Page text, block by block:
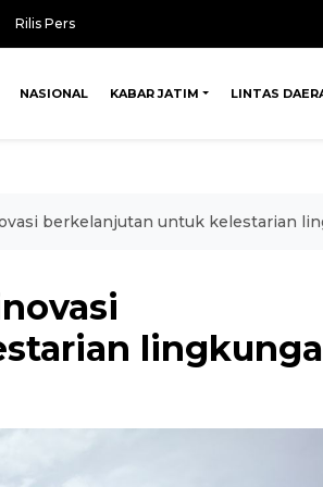
Rilis Pers
NASIONAL KABAR JATIM LINTAS
berkelanjutan untuk kelestarian